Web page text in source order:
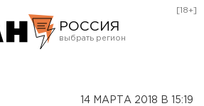
РОССИЯ
[18+]
14 МАРТА 2018 В 15:19